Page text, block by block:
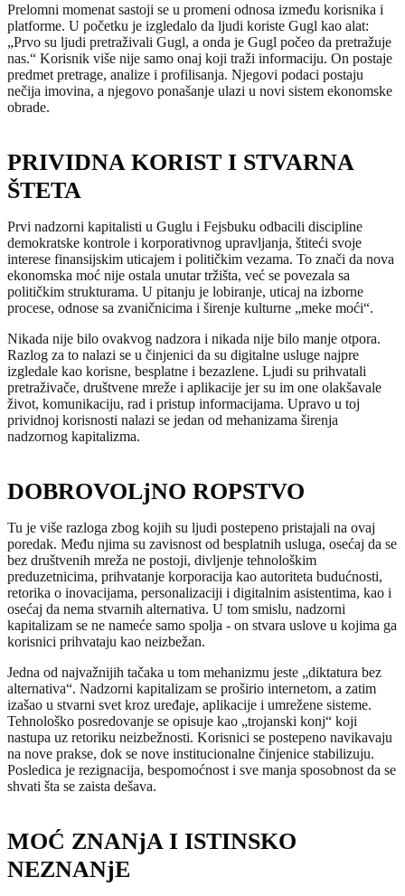
Prelomni momenat sastoji se u promeni odnosa između korisnika i
platforme. U početku je izgledalo da ljudi koriste Gugl kao alat:
„Prvo su ljudi pretraživali Gugl, a onda je Gugl počeo da pretražuje
nas.“ Korisnik više nije samo onaj koji traži informaciju. On postaje
predmet pretrage, analize i profilisanja. Njegovi podaci postaju
nečija imovina, a njegovo ponašanje ulazi u novi sistem ekonomske
obrade.
PRIVIDNA KORIST I STVARNA
ŠTETA
Prvi nadzorni kapitalisti u Guglu i Fejsbuku odbacili discipline
demokratske kontrole i korporativnog upravljanja, štiteći svoje
interese finansijskim uticajem i političkim vezama. To znači da nova
ekonomska moć nije ostala unutar tržišta, već se povezala sa
političkim strukturama. U pitanju je lobiranje, uticaj na izborne
procese, odnose sa zvaničnicima i širenje kulturne „meke moći“.
Nikada nije bilo ovakvog nadzora i nikada nije bilo manje otpora.
Razlog za to nalazi se u činjenici da su digitalne usluge najpre
izgledale kao korisne, besplatne i bezazlene. Ljudi su prihvatali
pretraživače, društvene mreže i aplikacije jer su im one olakšavale
život, komunikaciju, rad i pristup informacijama. Upravo u toj
prividnoj korisnosti nalazi se jedan od mehanizama širenja
nadzornog kapitalizma.
DOBROVOLjNO ROPSTVO
Tu je više razloga zbog kojih su ljudi postepeno pristajali na ovaj
poredak. Među njima su zavisnost od besplatnih usluga, osećaj da se
bez društvenih mreža ne postoji, divljenje tehnološkim
preduzetnicima, prihvatanje korporacija kao autoriteta budućnosti,
retorika o inovacijama, personalizaciji i digitalnim asistentima, kao i
osećaj da nema stvarnih alternativa. U tom smislu, nadzorni
kapitalizam se ne nameće samo spolja - on stvara uslove u kojima ga
korisnici prihvataju kao neizbežan.
Jedna od najvažnijih tačaka u tom mehanizmu jeste „diktatura bez
alternativa“. Nadzorni kapitalizam se proširio internetom, a zatim
izašao u stvarni svet kroz uređaje, aplikacije i umrežene sisteme.
Tehnološko posredovanje se opisuje kao „trojanski konj“ koji
nastupa uz retoriku neizbežnosti. Korisnici se postepeno navikavaju
na nove prakse, dok se nove institucionalne činjenice stabilizuju.
Posledica je rezignacija, bespomoćnost i sve manja sposobnost da se
shvati šta se zaista dešava.
MOĆ ZNANjA I ISTINSKO
NEZNANjE